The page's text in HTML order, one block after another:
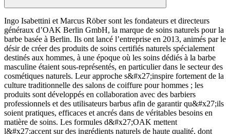
Ingo Isabettini et Marcus Röber sont les fondateurs et directeurs
généraux d’OAK Berlin GmbH, la marque de soins naturels pour la
barbe basée à Berlin. Ils ont lancé l’entreprise en 2013, animés par le
désir de créer des produits de soins certifiés naturels spécialement
destinés aux hommes, à une époque où les soins dédiés à la barbe
masculine étaient sous-représentés, en particulier dans le secteur des
cosmétiques naturels. Leur approche s&#x27;inspire fortement de la
culture traditionnelle des salons de coiffure pour hommes ; les
produits sont développés en collaboration avec des barbiers
professionnels et des utilisateurs barbus afin de garantir qu&#x27;ils
soient pratiques, efficaces et ancrés dans de véritables besoins en
matière de soins. Les formules d&#x27;OAK mettent
l&#x27;accent sur des ingrédients naturels de haute qualité, dont